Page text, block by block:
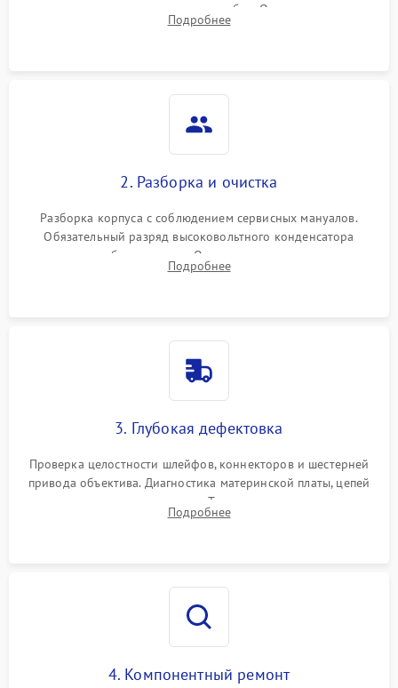
включение, считывание кодов ошибок. Оценка состояния
матрицы и затвора, проверка работы автофокуса и вспышки.
Подробнее
2. Разборка и очистка
Разборка корпуса с соблюдением сервисных мануалов.
Обязательный разряд высоковольтного конденсатора
вспышки для безопасности. Очистка внутренних узлов от
пыли, песка и следов влаги с помощью спецсредств.
Подробнее
3. Глубокая дефектовка
Проверка целостности шлейфов, коннекторов и шестерней
привода объектива. Диагностика материнской платы, цепей
питания и картоприемника. Тестирование механизма
затвора и блока внутрикамерной стабилизации.
Подробнее
4. Компонентный ремонт